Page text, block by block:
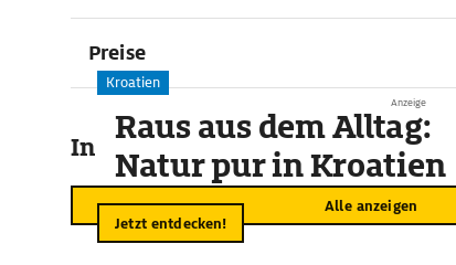
Preise
In der Umgebung
Alle anzeigen
Anzeige
Kroatien
Raus aus dem Alltag:
Natur pur in Kroatien
Jetzt entdecken!